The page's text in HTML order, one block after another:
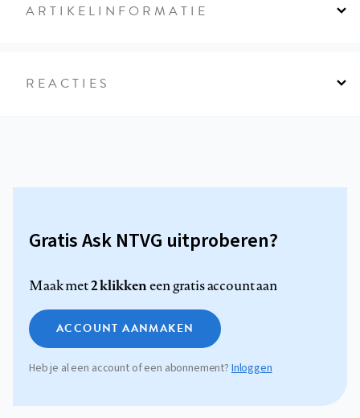
ARTIKELINFORMATIE
REACTIES
Gratis Ask NTVG uitproberen?
Maak met2 klikkeneen gratis account aan
ACCOUNT AANMAKEN
Heb je al een account of een abonnement?Inloggen